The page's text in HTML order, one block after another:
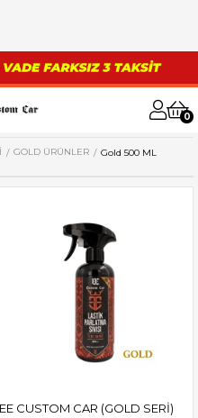
0
GOLD ÜRÜNLER Gold 500 ML
EE CUSTOM CAR (GOLD SERİ)